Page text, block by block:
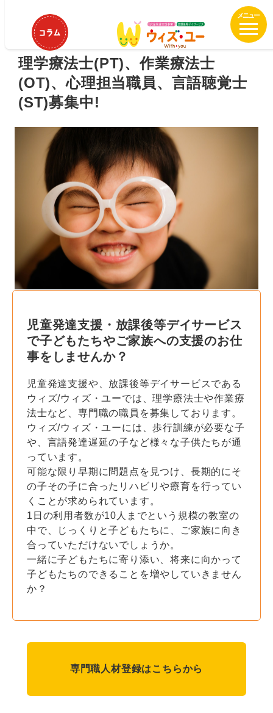
HOME 求人募集
理学療法士(PT)、作業療法士(OT)、心理担
当職員、言語聴覚士(ST)募集中!
理学療法士(PT)、作業療法士
(OT)、心理担当職員、言語聴覚士
(ST)募集中!
児童発達支援・放課後等デイサービス
で子どもたちやご家族への支援のお仕
事をしませんか？
児童発達支援や、放課後等デイサービスである
ウィズ/ウィズ・ユーでは、理学療法士や作業療
法士など、専門職の職員を募集しております。
ウィズ/ウィズ・ユーには、歩行訓練が必要な子
や、言語発達遅延の子など様々な子供たちが通
っています。
可能な限り早期に問題点を見つけ、長期的にそ
の子その子に合ったリハビリや療育を行ってい
くことが求められています。
1日の利用者数が10人までという規模の教室の
中で、じっくりと子どもたちに、ご家族に向き
合っていただけないでしょうか。
一緒に子どもたちに寄り添い、将来に向かって
子どもたちのできることを増やしていきません
か？
専門職人材登録はこちらから